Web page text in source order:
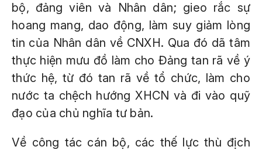
bộ, đảng viên và Nhân dân; gieo rắc sự
hoang mang, dao động, làm suy giảm lòng
tin của Nhân dân về CNXH. Qua đó dã tâm
thực hiện mưu đồ làm cho Đảng tan rã về ý
thức hệ, từ đó tan rã về tổ chức, làm cho
nước ta chệch hướng XHCN và đi vào quỹ
đạo của chủ nghĩa tư bản.
Về công tác cán bộ, các thế lực thù địch